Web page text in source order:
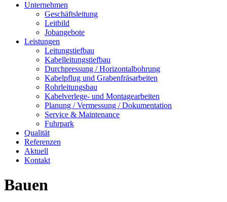
Unternehmen
Geschäftsleitung
Leitbild
Jobangebote
Leistungen
Leitungstiefbau
Kabelleitungstiefbau
Durchpressung / Horizontalbohrung
Kabelpflug und Grabenfräsarbeiten
Rohrleitungsbau
Kabelverlege- und Montagearbeiten
Planung / Vermessung / Dokumentation
Service & Maintenance
Fuhrpark
Qualität
Referenzen
Aktuell
Kontakt
Bauen